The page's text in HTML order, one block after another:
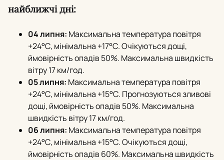
найближчі дні:
04 липня: Максимальна температура повітря
+24°С, мінімальна +17°С. Очікуються дощі,
ймовірність опадів 50%. Максимальна швидкість
вітру 17 км/год.
05 липня: Максимальна температура повітря
+24°С, мінімальна +15°С. Прогнозуються зливові
дощі, ймовірність опадів 50%. Максимальна
швидкість вітру 17 км/год.
06 липня: Максимальна температура повітря
+24°С, мінімальна +15°С. Очікуються дощі,
ймовірність опадів 60%. Максимальна швидкість